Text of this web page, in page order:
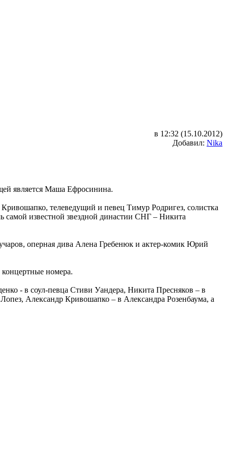
в 12:32 (15.10.2012)
Добавил: Nika
является Маша Ефросинина.
телеведущий и певец Тимур Родригез, солистка
известной звездной династии СНГ – Никита
оперная дива Алена Гребенюк и актер-комик Юрий
номера.
- в соул-певца Стиви Уандера, Никита Пресняков – в
Александр Кривошапко – в Александра Розенбаума, а